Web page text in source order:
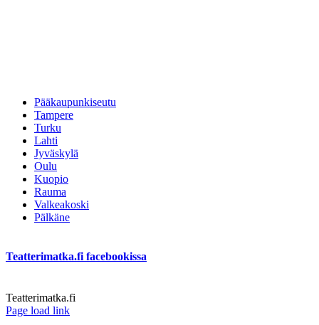
Pääkaupunkiseutu
Tampere
Turku
Lahti
Jyväskylä
Oulu
Kuopio
Rauma
Valkeakoski
Pälkäne
Teatterimatka.fi facebookissa
Teatterimatka.fi
Facebook
Page load link